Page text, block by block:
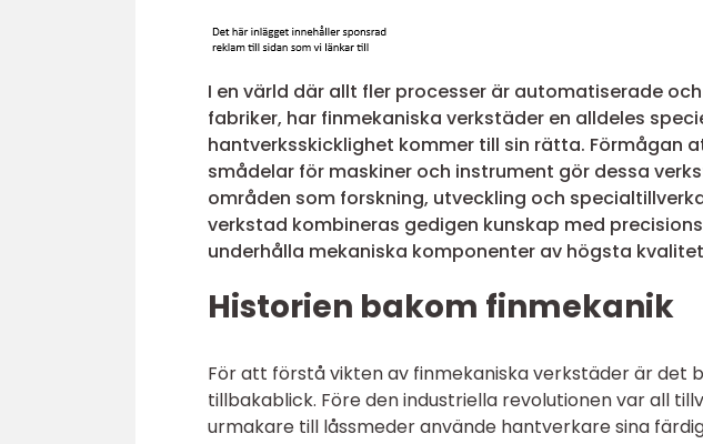
I en värld där allt fler processer är automatiserade
fabriker, har finmekaniska verkstäder en alldeles
hantverksskicklighet kommer till sin rätta. Förmågan
smådelar för maskiner och instrument gör dessa
områden som forskning, utveckling och
verkstad kombineras gedigen kunskap med
underhålla mekaniska komponenter av högsta
Historien bakom finmekanik
För att förstå vikten av finmekaniska verkstäder är det
tillbakablick. Före den industriella revolutionen var all
urmakare till låssmeder använde hantverkare sina